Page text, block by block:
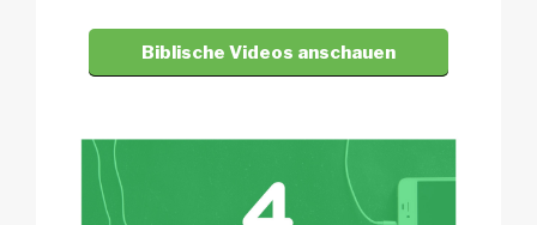
Biblische Videos anschauen